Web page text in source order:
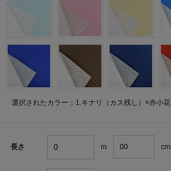
選択されたカラー：1.キナリ（カス残し）×赤小花
長さ m cm